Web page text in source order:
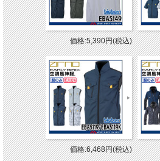
価格:5,390円(税込)
価格:6,468円(税込)